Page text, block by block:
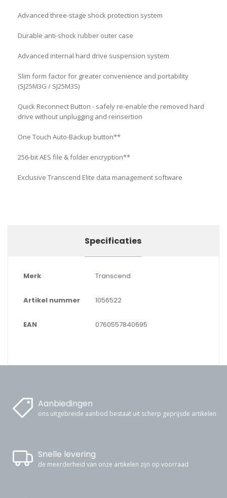
Advanced three-stage shock protection system
Durable anti-shock rubber outer case
Advanced internal hard drive suspension system
Slim form factor for greater convenience and portability
(SJ25M3G / SJ25M3S)
Quick Reconnect Button - safely re-enable the removed hard
drive without unplugging and reinsertion
One Touch Auto-Backup button**
256-bit AES file & folder encryption**
Exclusive Transcend Elite data management software
Specificaties
Merk Transcend
Artikel nummer 1056522
EAN 0760557840695
Aanbiedingen
ons uitgebreide aanbod bestaat uit scherp geprijsde artikelen
Snelle levering
de meerderheid van onze artikelen zijn op voorraad